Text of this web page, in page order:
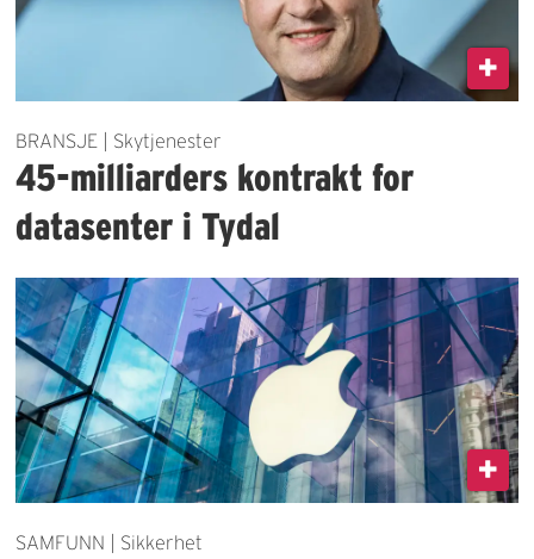
BRANSJE | Skytjenester
45-milliarders kontrakt for
datasenter i Tydal
SAMFUNN | Sikkerhet